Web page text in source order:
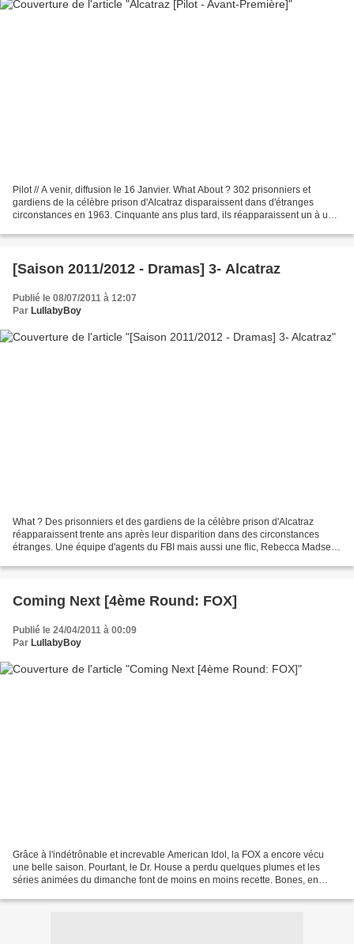
Pilot // A venir, diffusion le 16 Janvier. What About ? 302 prisonniers et
gardiens de la célèbre prison d'Alcatraz disparaissent dans d'étranges
circonstances en 1963. Cinquante ans plus tard, ils réapparaissent un à un à
[Saison 2011/2012 - Dramas] 3- Alcatraz
Publié le 08/07/2011 à 12:07
Par LullabyBoy
What ? Des prisonniers et des gardiens de la célèbre prison d'Alcatraz
réapparaissent trente ans après leur disparition dans des circonstances
étranges. Une équipe d'agents du FBI mais aussi une flic, Rebecca Madsen,
Coming Next [4ème Round: FOX]
Publié le 24/04/2011 à 00:09
Par LullabyBoy
Grâce à l'indétrônable et increvable American Idol, la FOX a encore vécu
une belle saison. Pourtant, le Dr. House a perdu quelques plumes et les
séries animées du dimanche font de moins en moins recette. Bones, en